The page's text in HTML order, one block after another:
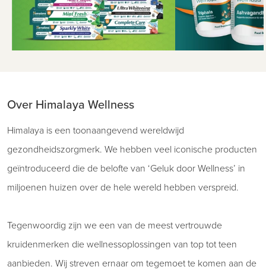
Over Himalaya Wellness
Himalaya is een toonaangevend wereldwijd
gezondheidszorgmerk. We hebben veel iconische producten
geïntroduceerd die de belofte van ‘Geluk door Wellness’ in
miljoenen huizen over de hele wereld hebben verspreid.
Tegenwoordig zijn we een van de meest vertrouwde
kruidenmerken die wellnessoplossingen van top tot teen
aanbieden. Wij streven ernaar om tegemoet te komen aan de